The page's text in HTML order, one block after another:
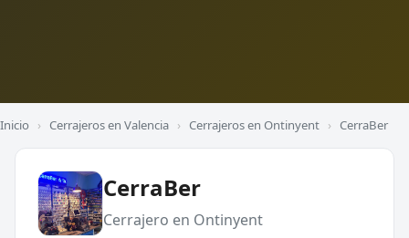
Inicio › Cerrajeros en Valencia › Cerrajeros en Ontinyent › CerraBer
CerraBer
Cerrajero en Ontinyent